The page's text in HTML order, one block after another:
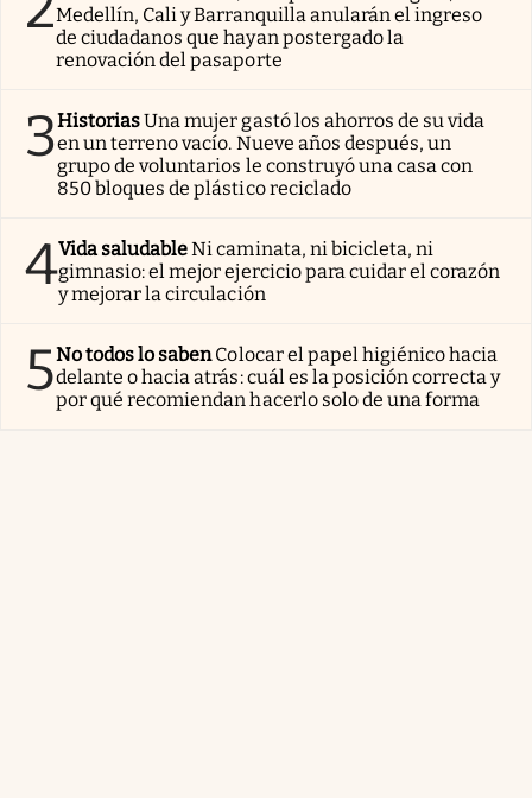
Medellín, Cali y Barranquilla anularán el ingreso
de ciudadanos que hayan postergado la
renovación del pasaporte
3HistoriasUna mujer gastó los ahorros de su vida
en un terreno vacío. Nueve años después, un
grupo de voluntarios le construyó una casa con
850 bloques de plástico reciclado
4Vida saludableNi caminata, ni bicicleta, ni
gimnasio: el mejor ejercicio para cuidar el corazón
y mejorar la circulación
5No todos lo sabenColocar el papel higiénico hacia
delante o hacia atrás: cuál es la posición correcta y
por qué recomiendan hacerlo solo de una forma